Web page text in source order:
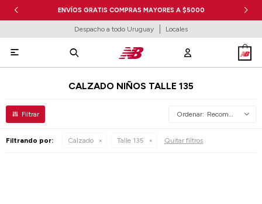
ENVÍOS GRATIS COMPRAS MAYORES A $5000
Despacho a todo Uruguay Locales

CALZADO NIÑOS TALLE 135
Recomendados
Filtrando por: Calzado Talle 135 Quitar filtros